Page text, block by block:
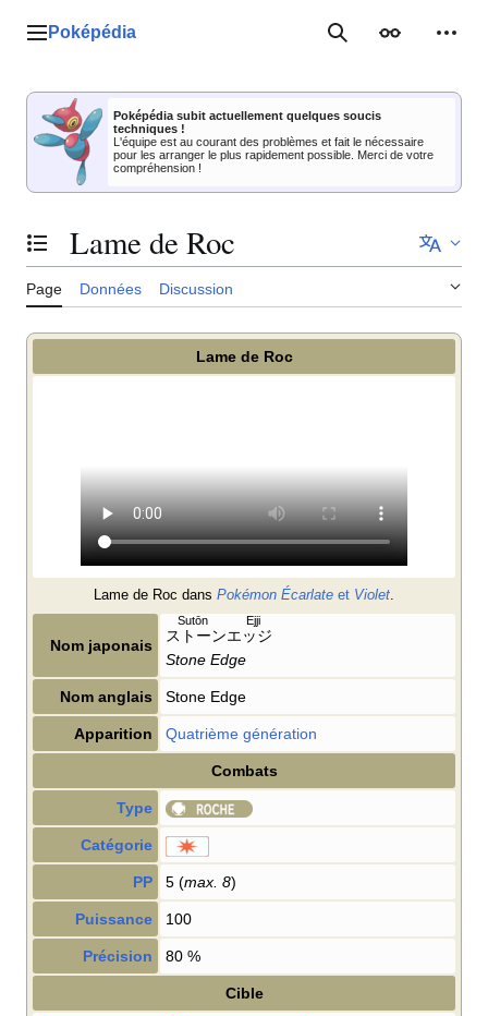
Menu principal
Poképédia RechercherApparence
Poképédia subit actuellement quelques soucis
techniques !
L'équipe est au courant des problèmes et fait le nécessaire
pour les arranger le plus rapidement possible. Merci de votre
compréhension !
Basculer la table des matières
Lame de Roc
Page Données Discussion
Lame de Roc
Lame de Roc dans Pokémon Écarlate et Violet.
Nom japonais
ストーンエッジ
Sutōn Ejji
Stone Edge
Nom anglais Stone Edge
Apparition Quatrième génération
Combats
Type
Catégorie
PP 5 (max. 8)
Puissance 100
Précision 80 %
Cible